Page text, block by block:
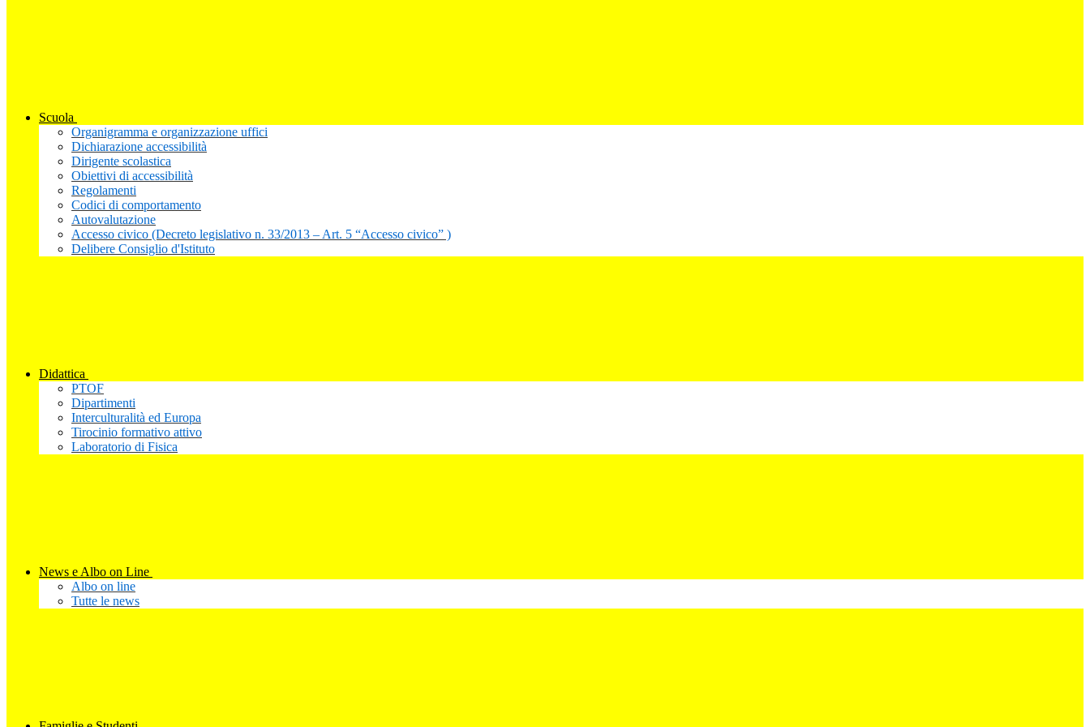
Scuola
Organigramma e organizzazione uffici
Dichiarazione accessibilità
Dirigente scolastica
Obiettivi di accessibilità
Regolamenti
Codici di comportamento
Autovalutazione
Accesso civico (Decreto legislativo n. 33/2013 – Art. 5 “Accesso civico” )
Delibere Consiglio d'Istituto
Didattica
PTOF
Dipartimenti
Interculturalità ed Europa
Tirocinio formativo attivo
Laboratorio di Fisica
News e Albo on Line
Albo on line
Tutte le news